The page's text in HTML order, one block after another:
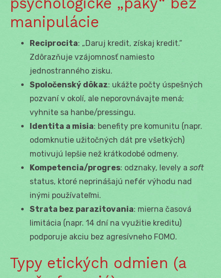
manipulácie
Reciprocita: „Daruj kredit, získaj kredit.“
Zdôrazňuje vzájomnosť namiesto
jednostranného zisku.
Spoločenský dôkaz: ukážte počty úspešných
pozvaní v okolí, ale neporovnávajte mená;
vyhnite sa hanbe/pressingu.
Identita a misia: benefity pre komunitu (napr.
odomknutie užitočných dát pre všetkých)
motivujú lepšie než krátkodobé odmeny.
Kompetencia/progres: odznaky, levely a soft
status, ktoré neprinášajú nefér výhodu nad
inými používateľmi.
Strata bez parazitovania: mierna časová
limitácia (napr. 14 dní na využitie kreditu)
podporuje akciu bez agresívneho FOMO.
Typy etických odmien (a